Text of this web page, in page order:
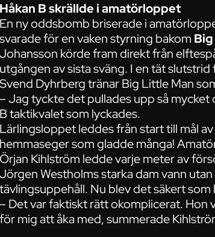
Håkan B skrällde i amatörloppet
En ny oddsbomb briserade i
svarade för en vaken styrning bakom
Johansson körde fram direkt från
utgången av sista sväng. I en tät
Svend Dyhrberg tränar Big Little Man
– Jag tyckte det pullades upp så
B taktikvalet som lyckades.
Lärlingsloppet leddes från start till mål av
hemmaseger som gladde många!
Örjan Kihlström ledde varje meter av
Jörgen Westholms starka dam vann
tävlingsuppehåll. Nu blev det säkert
– Det var faktiskt rätt okomplicerat. Hon
för mig att åka med, summerade